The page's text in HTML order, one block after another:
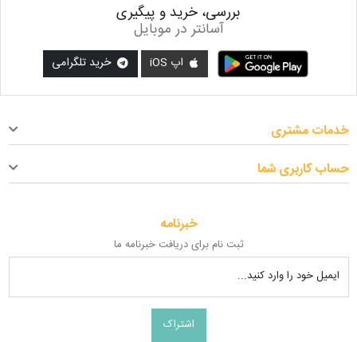
بررسی، خرید و پیگیری
آسانتر در موبایل
اپ iOS خرید تلگرامی
خبرنامه
ثبت نام برای دریافت خبرنامه ما
ایمیل خود را وارد کنید...
اشتراک
خدمات مشتری
حساب کاربری شما